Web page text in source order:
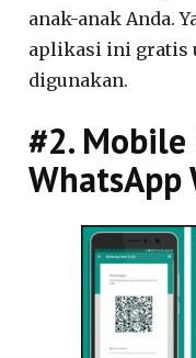
anak-anak Anda.
aplikasi ini gratis
digunakan.
#2.
WhatsApp